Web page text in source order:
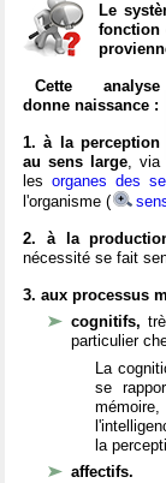
Le
fonction
Cette analyse
donne naissance :
1. à la perception
au sens large, via
lesorganes des
l'organisme (
2. à la
nécessité se fait
3. aux processus
cognitifs,
particulier
La
se
la
affectifs.